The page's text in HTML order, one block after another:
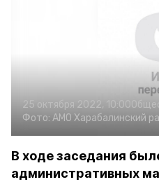
25 октября 2022, 10:00
Фото: АМО Харабалинский
В ходе заседания
административных